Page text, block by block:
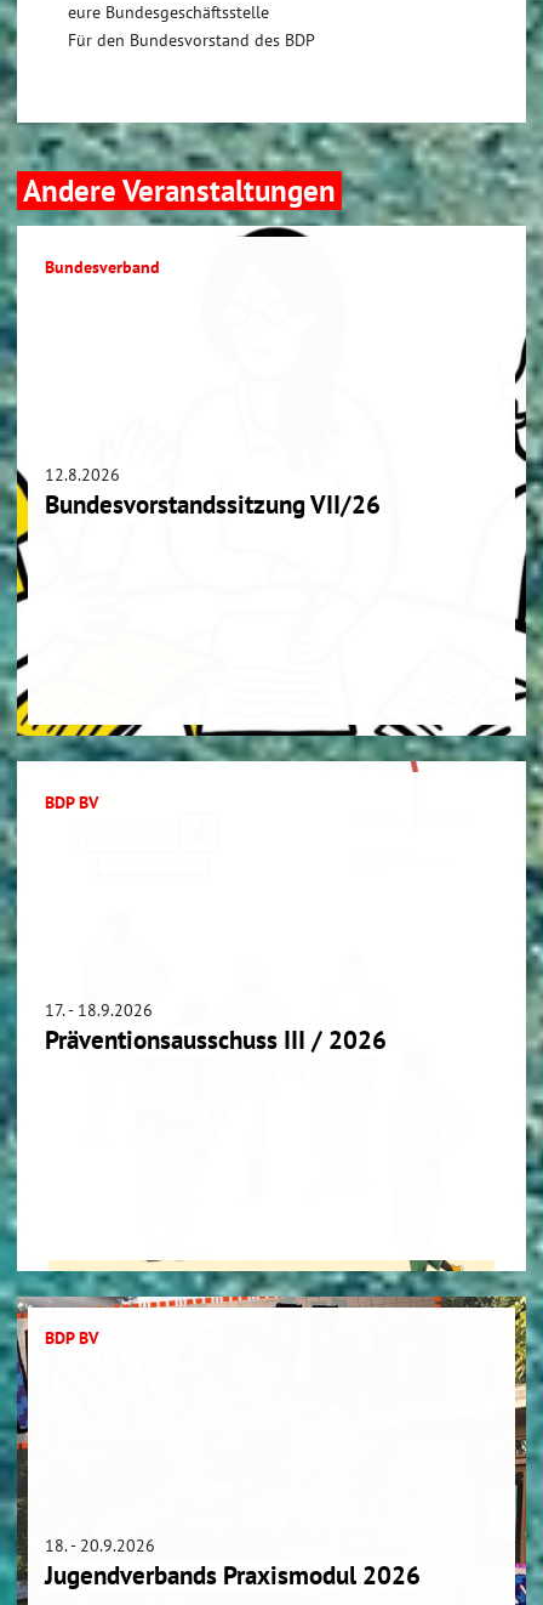
eure Bundesgeschäftsstelle
Für den Bundesvorstand des BDP
Andere Veranstaltungen
Bundesverband
12.8.2026
Bundesvorstandssitzung VII/26
BDP BV
17. - 18.9.2026
Präventionsausschuss III / 2026
BDP BV
18. - 20.9.2026
Jugendverbands Praxismodul 2026